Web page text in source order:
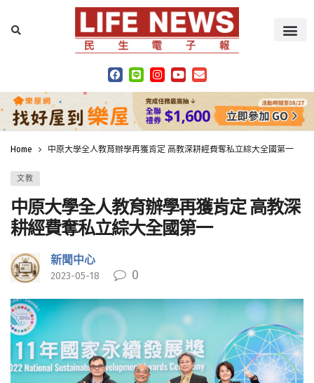
Home 中原大學全人教育辦學再獲肯定 高教深耕經費奪私立綜大全國第一
文教
中原大學全人教育辦學再獲肯定 高教深
耕經費奪私立綜大全國第一
新聞中心
2023-05-18 0